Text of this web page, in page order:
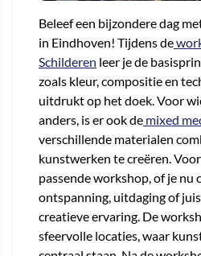
Beleef een bijzondere dag
in Eindhoven! Tijdens de
Schilderen leer je de
zoals kleur, compositie en
uitdrukt op het doek. Voor
anders, is er ook de mixed
verschillende materialen
kunstwerken te creëren.
passende workshop, of je nu
ontspanning, uitdaging of
creatieve ervaring. De
sfeervolle locaties, waar